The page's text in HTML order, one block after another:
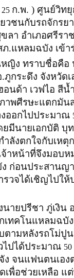
25 ก.พ. ) ศูนย์วิท
วชนกับรถจักร
ลา อำเภอศรีร
.แหลมฉบัง เข้า
ทราบชื่อคือ น
ภูกระดึง จังหวัด
ด้า เวฟไอ สีน้
พศีรษะแตกมัน
ออกไปประมาณ
มีนายเอกบัติ บุ
ลังตกใจกับเห
าหน้าที่จึงมอบห
ก่อนประสานญ
วจได้เชิญไปให้
ายปรีชา ภู่เงิน
คโนแหลมฉบัง
ามหลังรถโม่ปู
ไปได้ประมาณ 50
จนแฟนตนเอง
พื่อช่วยเหลือ